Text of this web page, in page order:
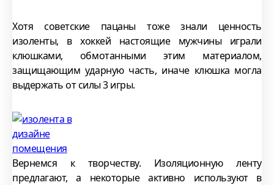
Хотя советские пацаны тоже знали ценность
изоленты, в хоккей настоящие мужчины играли
клюшками, обмотанными этим материалом,
защищающим ударную часть, иначе клюшка могла
выдержать от силы 3 игры.
Вернемся к творчеству. Изоляционную ленту
предлагают, а некоторые активно используют в